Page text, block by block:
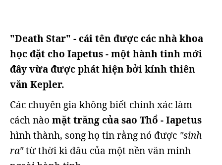
"Death Star" - cái tên được các nhà khoa
học đặt cho Iapetus - một hành tinh mới
đây vừa được phát hiện bởi kính thiên
văn Kepler.
Các chuyên gia không biết chính xác làm
cách nào mặt trăng của sao Thổ - Iapetus
hình thành, song họ tin rằng nó được "sinh
ra"từ thời kì đâu của một nền văn minh